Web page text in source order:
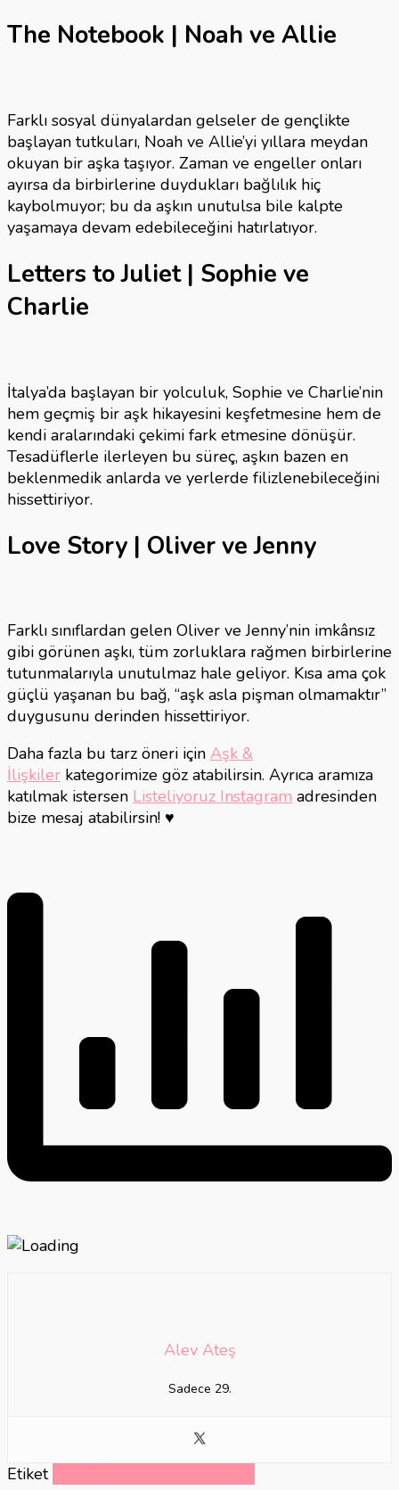
The Notebook | Noah ve Allie
Farklı sosyal dünyalardan gelseler de gençlikte
başlayan tutkuları, Noah ve Allie’yi yıllara meydan
okuyan bir aşka taşıyor. Zaman ve engeller onları
ayırsa da birbirlerine duydukları bağlılık hiç
kaybolmuyor; bu da aşkın unutulsa bile kalpte
yaşamaya devam edebileceğini hatırlatıyor.
Letters to Juliet | Sophie ve
Charlie
İtalya’da başlayan bir yolculuk, Sophie ve Charlie’nin
hem geçmiş bir aşk hikayesini keşfetmesine hem de
kendi aralarındaki çekimi fark etmesine dönüşür.
Tesadüflerle ilerleyen bu süreç, aşkın bazen en
beklenmedik anlarda ve yerlerde filizlenebileceğini
hissettiriyor.
Love Story | Oliver ve Jenny
Farklı sınıflardan gelen Oliver ve Jenny’nin imkânsız
gibi görünen aşkı, tüm zorluklara rağmen birbirlerine
tutunmalarıyla unutulmaz hale geliyor. Kısa ama çok
güçlü yaşanan bu bağ, “aşk asla pişman olmamaktır”
duygusunu derinden hissettiriyor.
Daha fazla bu tarz öneri için Aşk &
İlişkiler kategorimize göz atabilirsin. Ayrıca aramıza
katılmak istersen Listeliyoruz Instagram adresinden
bize mesaj atabilirsin! ♥️
Alev Ateş
Sadece 29.
Etiket